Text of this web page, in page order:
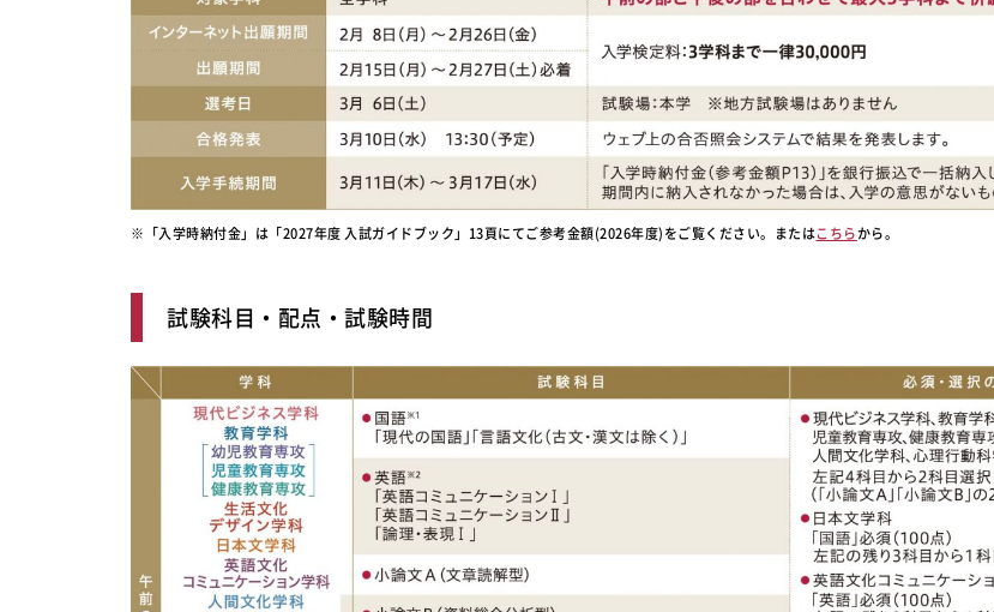
※「入学時納付金」は「2027年度 入試ガイドブック」13頁にてご参考金額(2026年度)をご覧ください。またはこちらから。
試験科目・配点・試験時間